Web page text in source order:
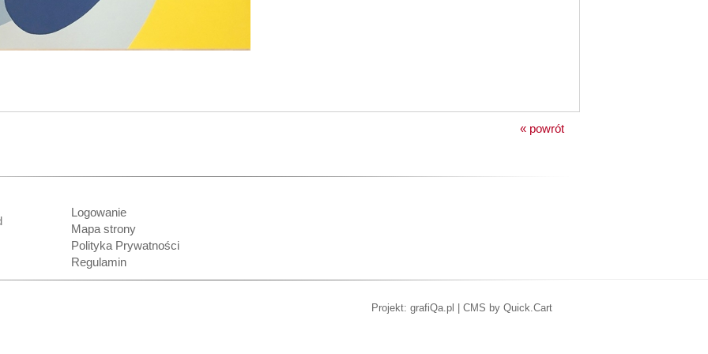
« powrót
Logowanie
Mapa strony
Polityka Prywatności
Regulamin
Projekt: grafiQa.pl CMS by Quick.Cart